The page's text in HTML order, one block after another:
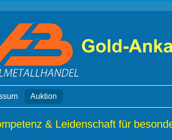
Auktion
& Leidenschaft für